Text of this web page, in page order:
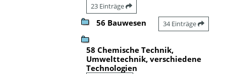
23 Einträge
56 Bauwesen 34 Einträge
58 Chemische Technik,
Umwelttechnik, verschiedene
Technologien